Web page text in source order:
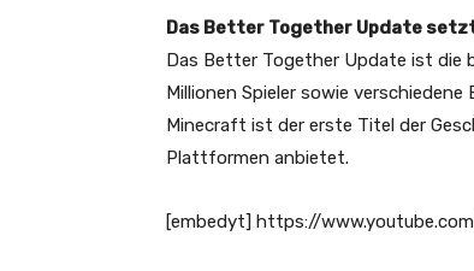
Das Better Together Update
Das Better Together Update ist die
Millionen Spieler sowie
Minecraft ist der erste Titel der
Plattformen anbietet.
[embedyt] https://